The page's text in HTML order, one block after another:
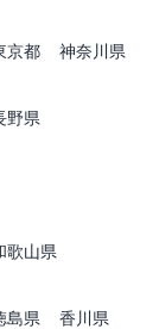
京都
神奈川県
野県
歌山県
島県
香川県